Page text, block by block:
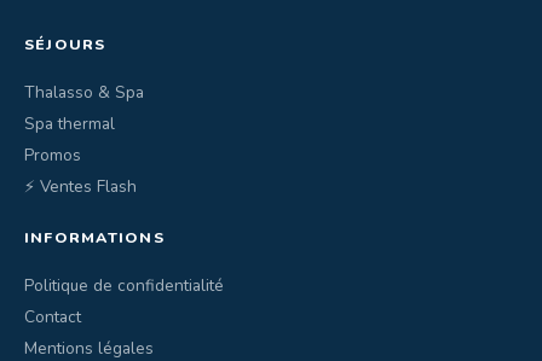
SÉJOURS
Thalasso & Spa
Spa thermal
Promos
⚡ Ventes Flash
INFORMATIONS
Politique de confidentialité
Contact
Mentions légales